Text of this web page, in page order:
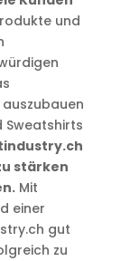
und
Sweatshirts
stärken
Mit
einer
gut
zu